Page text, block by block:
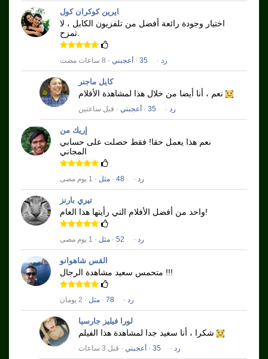
ايرين كوكران كول
اختيار وجودة رائعة أفضل من تلفزيون الكابل ، لا
تمزح.
رد ·
35
· أعجبني · 8 ساعات مضت
كايل ماجنر
رد ·
35
· أعجبني · قبل ساعتين
إريك من
نعم هذا يعمل حقا! فقط حصلت على حسابي
المجاني
رد ·
48
· مثل · 1 يوم مضى
تيري بارنز
واحد من أفضل الأفلام التي رأيتها هذا العام!
رد ·
52
· مثل · 1 يوم مضى
القس شاهوانو
متحمس سعيد مشاهدة الرجال !!!
رد ·
78
· مثل · 2 يومان
لورا فيليز جارسيا
رد ·
35
· أعجبني · قبل 3 ساعات